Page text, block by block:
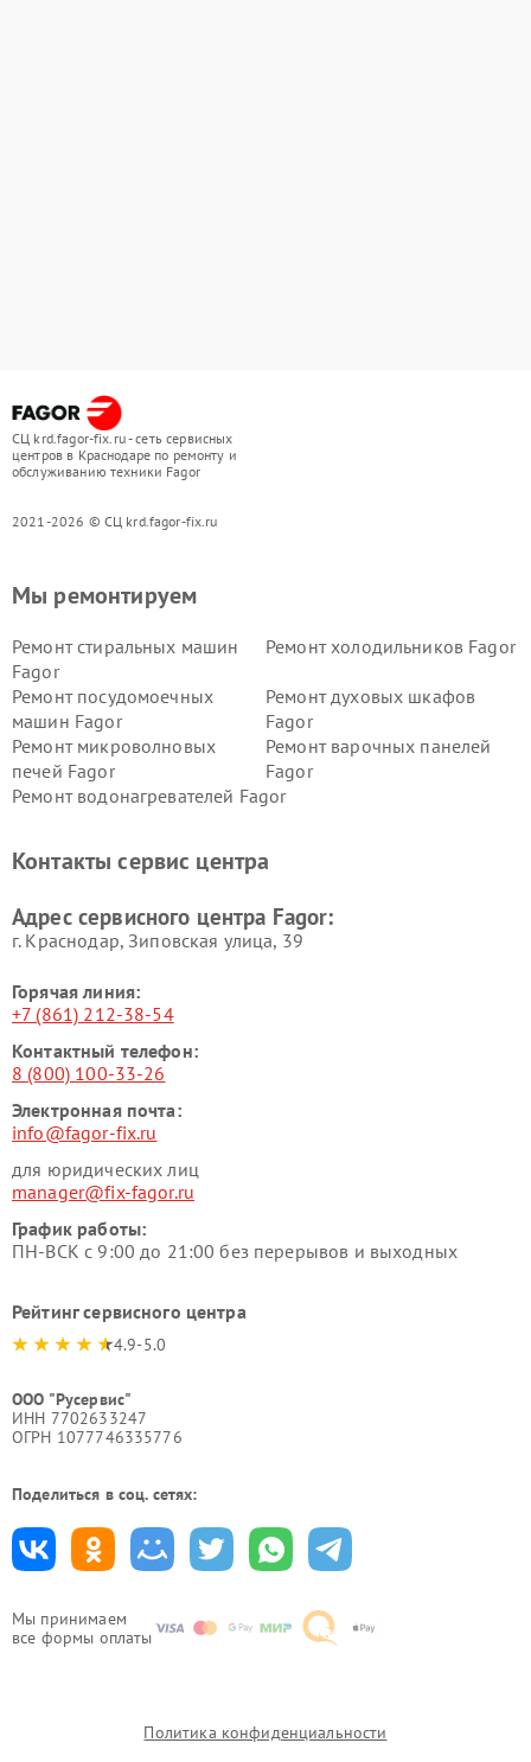
СЦ krd.fagor-fix.ru - сеть сервисных
центров в Краснодаре по ремонту и
обслуживанию техники Fagor
2021-2026 © СЦ krd.fagor-fix.ru
Мы принимаем
все формы оплаты
Мы ремонтируем
Ремонт стиральных машин
Fagor
Ремонт холодильников Fagor
Ремонт посудомоечных
машин Fagor
Ремонт духовых шкафов
Fagor
Ремонт микроволновых
печей Fagor
Ремонт варочных панелей
Fagor
Ремонт водонагревателей Fagor
Контакты сервис центра
Адрес сервисного центра Fagor:
г. Краснодар, Зиповская улица, 39
Горячая линия:
+7 (861) 212-38-54
Контактный телефон:
8 (800) 100-33-26
Электронная почта:
info@fagor-fix.ru
для юридических лиц
manager@fix-fagor.ru
График работы:
ПН-ВСК с 9:00 до 21:00 без перерывов и выходных
Рейтинг сервисного центра
4.9-5.0
ООО "Русервис"
ИНН 7702633247
ОГРН 1077746335776
Поделиться в соц. сетях:
Политика конфиденциальности